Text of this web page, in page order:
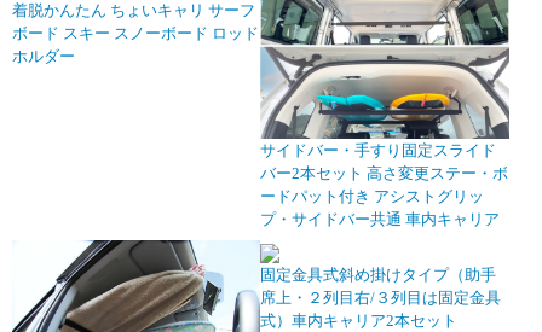
着脱かんたん ちょいキャリ サーフ
ボード スキー スノーボード ロッド
ホルダー
サイドバー・手すり固定スライド
バー2本セット 高さ変更ステー・ボ
ードパット付き アシストグリッ
プ・サイドバー共通 車内キャリア
固定金具式斜め掛けタイプ（助手
席上・２列目右/３列目は固定金具
式）車内キャリア2本セット